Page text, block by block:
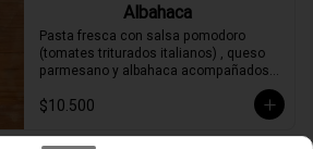
Albahaca
Pasta fresca con salsa pomodoro
(tomates triturados italianos) , queso
parmesano y albahaca acompañados
$10.500